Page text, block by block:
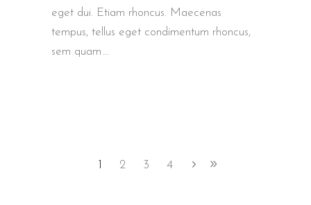
eget dui. Etiam rhoncus. Maecenas
tempus, tellus eget condimentum rhoncus,
sem quam
2 3 4